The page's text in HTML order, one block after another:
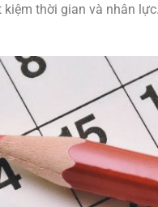
thời gian và nhân